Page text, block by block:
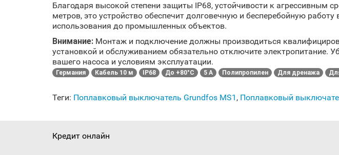
Благодаря высокой степени защиты IP68, устойчивости к
метров, это устройство обеспечит долговечную и бесперебойную
использования до промышленных объектов.
Внимание: Монтаж и подключение должны производиться
установкой и обслуживанием обязательно отключите электропитание.
вашего насоса и условиям эксплуатации.
Германия Кабель 10 м IP68 До +80°C 5 А Полипропилен Для дренажа
Теги: Поплавковый выключатель Grundfos MS1 , Поплавковый
Кредит онлайн